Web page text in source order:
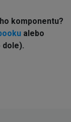
komponentu?
alebo
dole).